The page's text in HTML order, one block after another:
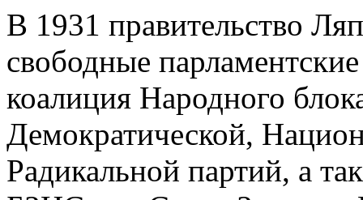
В 1931 правительство
свободные
коалиция Народного
Демократической,
Радикальной партий, а